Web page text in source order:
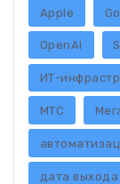
Apple
OpenAI
ИТ-
МТС
дата выхода